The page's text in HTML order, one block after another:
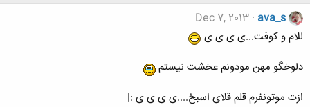
ava_s
Dec 7, 2013
للام و کوفت...ی ی ی ی
دلوخگو مهن مودونم عخشت نیستم
ازت موتونفرم قلم قلای اسبخ....ی ی ی ی :|